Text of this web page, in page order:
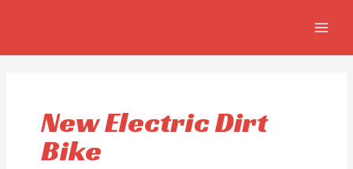
New Electric Dirt
Bike